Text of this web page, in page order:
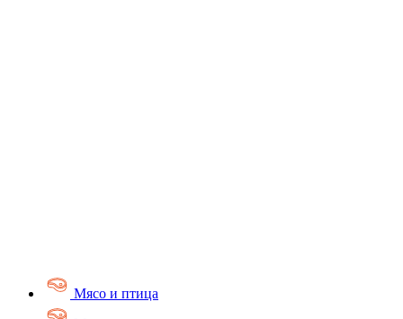
Мясо и птица